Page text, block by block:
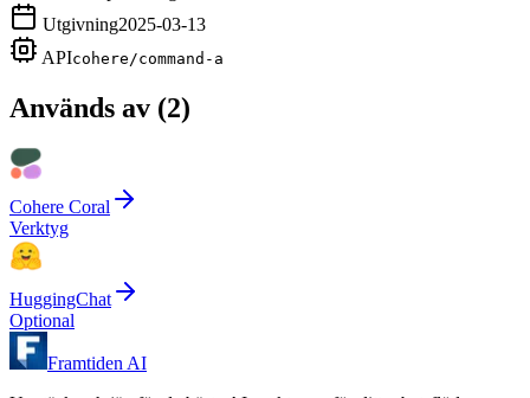
Utgivning2025-03-13
APIcohere/command-a
Används av (2)
Cohere Coral
Verktyg
HuggingChat
Optional
Framtiden AI